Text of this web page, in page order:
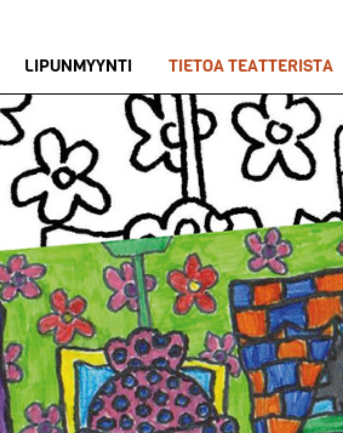
LIPUNMYYNTI TIETOA TEATTERISTA